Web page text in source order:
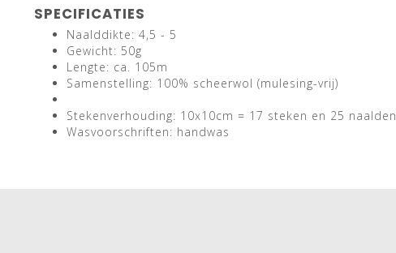
SPECIFICATIES
Naalddikte: 4,5 - 5
Gewicht: 50g
Lengte: ca. 105m
Samenstelling: 100% scheerwol (mulesing-vrij)
Stekenverhouding: 10x10cm = 17 steken en 25 naalden
Wasvoorschriften: handwas